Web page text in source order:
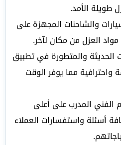
طويلة الأمد.
والشاحنات المجهزة على
العزل من مكان لآخر.
الحديثة والمتطورة في تطبيق
واحترافية مما يوفر الوقت
المدرب على أعلى
أسئلة واستفسارات العملاء